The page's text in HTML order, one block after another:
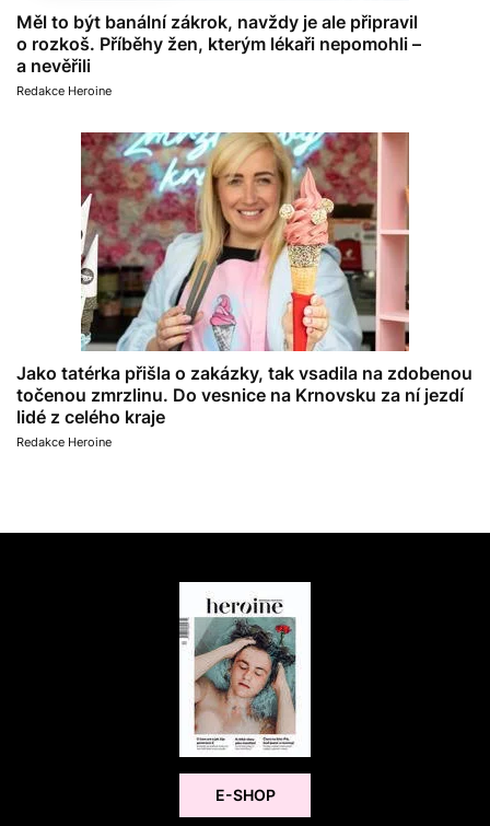
Měl to být banální zákrok, navždy je ale připravil
o rozkoš. Příběhy žen, kterým lékaři nepomohli –
a nevěřili
Redakce Heroine
Jako tatérka přišla o zakázky, tak vsadila na zdobenou
točenou zmrzlinu. Do vesnice na Krnovsku za ní jezdí
lidé z celého kraje
Redakce Heroine
E-SHOP